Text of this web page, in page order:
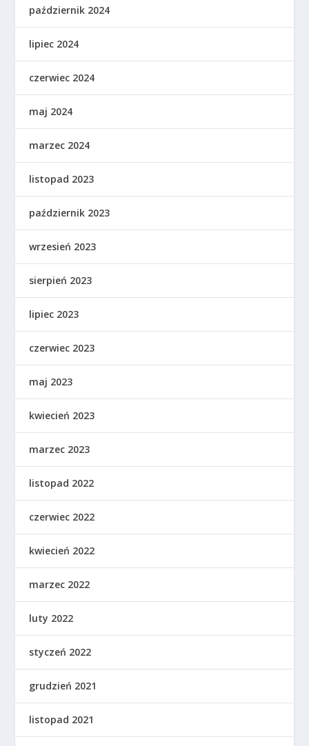
październik 2024
lipiec 2024
czerwiec 2024
maj 2024
marzec 2024
listopad 2023
październik 2023
wrzesień 2023
sierpień 2023
lipiec 2023
czerwiec 2023
maj 2023
kwiecień 2023
marzec 2023
listopad 2022
czerwiec 2022
kwiecień 2022
marzec 2022
luty 2022
styczeń 2022
grudzień 2021
listopad 2021